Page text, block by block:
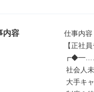
内容
仕事内容
【正社